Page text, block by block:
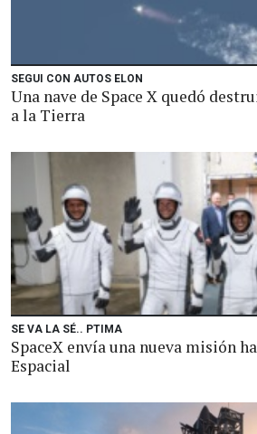
SEGUI CON AUTOS ELON
Una nave de Space X quedó
a la Tierra
SE VA LA SÉ.. PTIMA
SpaceX envía una nueva misión
Espacial